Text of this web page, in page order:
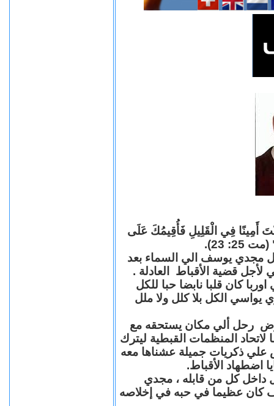
أَمِينًا فِي الْقَلِيلِ فَأُقِيمُكَ عَلَى
23).
مجدي يوسف الي السماء بعد
قضية الأقباط العادلة .
كان قلبا نابضا حبا للكل
يواسي الكل بلا كلل ولا ملل
رحل ألي مكان يستحقه مع
المنظمات القبطية ليترك
علي ذكريات جميلة عشناها معه
اضطهاد الأقباط.
داخل كل من قابله ، مجدي
عظيما في حبه في إخلاصه